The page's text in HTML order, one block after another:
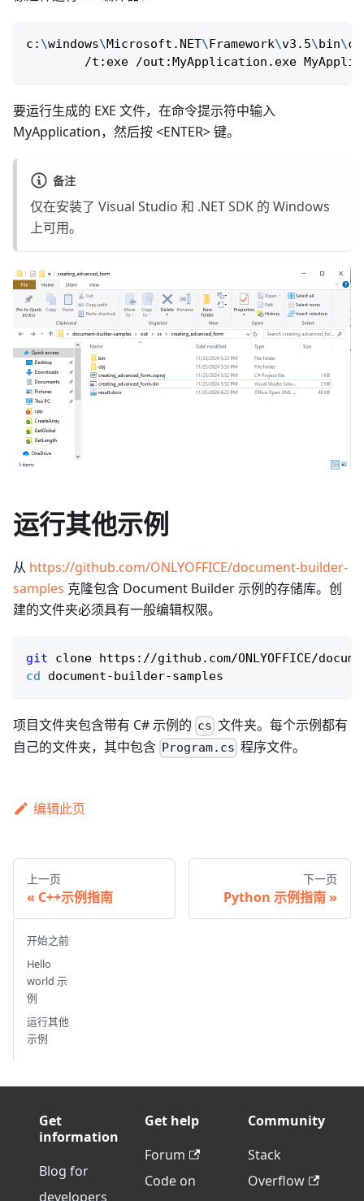
c: \windows\Microsoft.NET\Framework\v3.5\bin\
/t:exe /out:MyApplication.exe
要运行生成的 EXE 文件，在命令提示符中输入
MyApplication，然后按 <ENTER> 键。
备注
仅在安装了 Visual Studio 和 .NET SDK 的 Windows
上可用。
运行其他示例
从 https://github.com/ONLYOFFICE/document-builder-
samples 克隆包含 Document Builder 示例的存储库。创
建的文件夹必须具有一般编辑权限。
git clone https://github.com/ONLYOFFICE/
cd document-builder-samples
项目文件夹包含带有 C# 示例的 cs 文件夹。每个示例都有
自己的文件夹，其中包含 Program.cs 程序文件。
编辑此页
上一页
C++示例指南
下一页
Python 示例指南
开始之前
Hello
world 示
例
运行其他
示例
Get
information
Blog for
developers
Get help
Forum
Code on
Community
Stack
Overflow